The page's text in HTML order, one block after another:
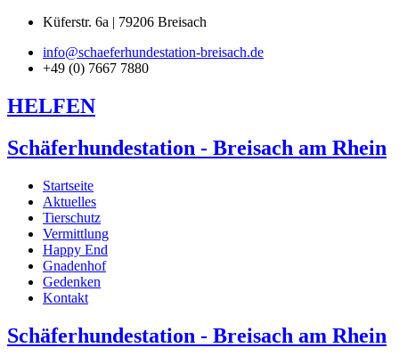
Küferstr. 6a | 79206 Breisach
info@schaeferhundestation-breisach.de
+49 (0) 7667 7880
HELFEN
Schäferhundestation - Breisach am Rhein
Startseite
Aktuelles
Tierschutz
Vermittlung
Happy End
Gnadenhof
Gedenken
Kontakt
Schäferhundestation - Breisach am Rhein